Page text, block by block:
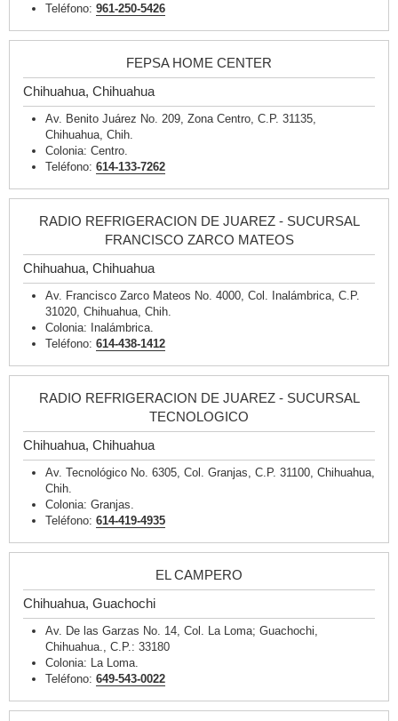
Teléfono: 961-250-5426
FEPSA HOME CENTER
Chihuahua, Chihuahua
Av. Benito Juárez No. 209, Zona Centro, C.P. 31135,
Chihuahua, Chih.
Colonia: Centro.
Teléfono: 614-133-7262
RADIO REFRIGERACION DE JUAREZ - SUCURSAL
FRANCISCO ZARCO MATEOS
Chihuahua, Chihuahua
Av. Francisco Zarco Mateos No. 4000, Col. Inalámbrica, C.P.
31020, Chihuahua, Chih.
Colonia: Inalámbrica.
Teléfono: 614-438-1412
RADIO REFRIGERACION DE JUAREZ - SUCURSAL
TECNOLOGICO
Chihuahua, Chihuahua
Av. Tecnológico No. 6305, Col. Granjas, C.P. 31100, Chihuahua,
Chih.
Colonia: Granjas.
Teléfono: 614-419-4935
EL CAMPERO
Chihuahua, Guachochi
Av. De las Garzas No. 14, Col. La Loma; Guachochi,
Chihuahua., C.P.: 33180
Colonia: La Loma.
Teléfono: 649-543-0022